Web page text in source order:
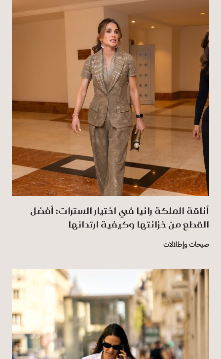
أناقة الملكة رانيا في اختيار السترات: أفضل
القطع من خزانتها وكيفية ارتدائها
صيحات وإطلالات